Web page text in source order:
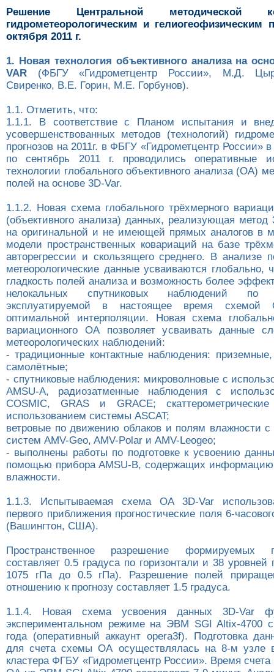
Решение Центральной методической
гидрометеорологическим и гелиогеофизическим
октября 2011 г.
1. Новая технология объективного анализа на
VAR (ФБГУ «Гидрометцентр России», М.Д.
Свиренко, В.Е. Горин, М.Е. Горбунов).
1.1. Отметить, что:
1.1.1. В соответствие с Планом испытания и
усовершенствованных методов (технологий)
прогнозов на 2011г. в ФБГУ «Гидрометцентр России»
по сентябрь 2011 г. проводились оперативные
технологии глобального объективного анализа (OA)
полей на основе 3D-Var.
1.1.2. Новая схема глобального трёхмерного
(объективного анализа) данных, реализующая метод
на оригинальной и не имеющей прямых аналогов в
модели пространственных ковариаций на базе
авторегрессии и скользящего среднего. В анализе
метеорологические данные усваиваются глобально,
гладкость полей анализа и возможность более
нелокальных спутниковых наблюдений
эксплуатируемой в настоящее время
оптимальной интерполяции. Новая схема
вариационного ОА позволяет усваивать данные
метеорологических наблюдений:
- традиционные контактные наблюдения:
самолётные;
- спутниковые наблюдения: микроволновые с
AMSU-A, радиозатменные наблюдения с
COSMIC, GRAS и GRACE;
использованием системы ASCAT;
ветровые по движению облаков и полям влажности с
систем AMV-Geo, AMV-Polar и AMV-Leogeo;
- выполнены работы по подготовке к усвоению
помощью прибора AMSU-B, содержащих информацию
влажности.
1.1.3. Испытываемая схема ОА 3D-Var
первого приближения прогностические поля 6-
(Вашингтон, США).
Пространственное разрешение формируемых
составляет 0.5 градуса по горизонтали и 38 уровней
1075 гПа до 0.5 гПа). Разрешение полей
отношению к прогнозу составляет 1.5 градуса.
1.1.4. Новая схема усвоения данных 3D-Var
экспериментальном режиме на ЭВМ SGI Altix-4700
года (оперативный аккаунт opera3f). Подготовка
для счета схемы ОА осуществлялась на 8-м узле
кластера ФГБУ «Гидрометцентр России». Время счета